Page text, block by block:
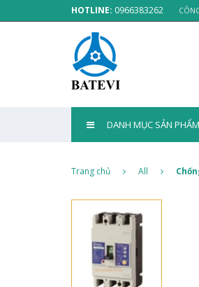
HOTLINE: 0966383262
DANH MỤC SẢN PHẨM
Trang chủ All